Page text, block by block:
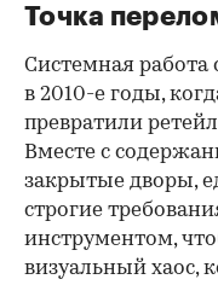
Точка
Системная работа
в 2010-е годы,
превратили
Вместе с
закрытые дворы,
строгие
инструментом,
визуальный хаос,